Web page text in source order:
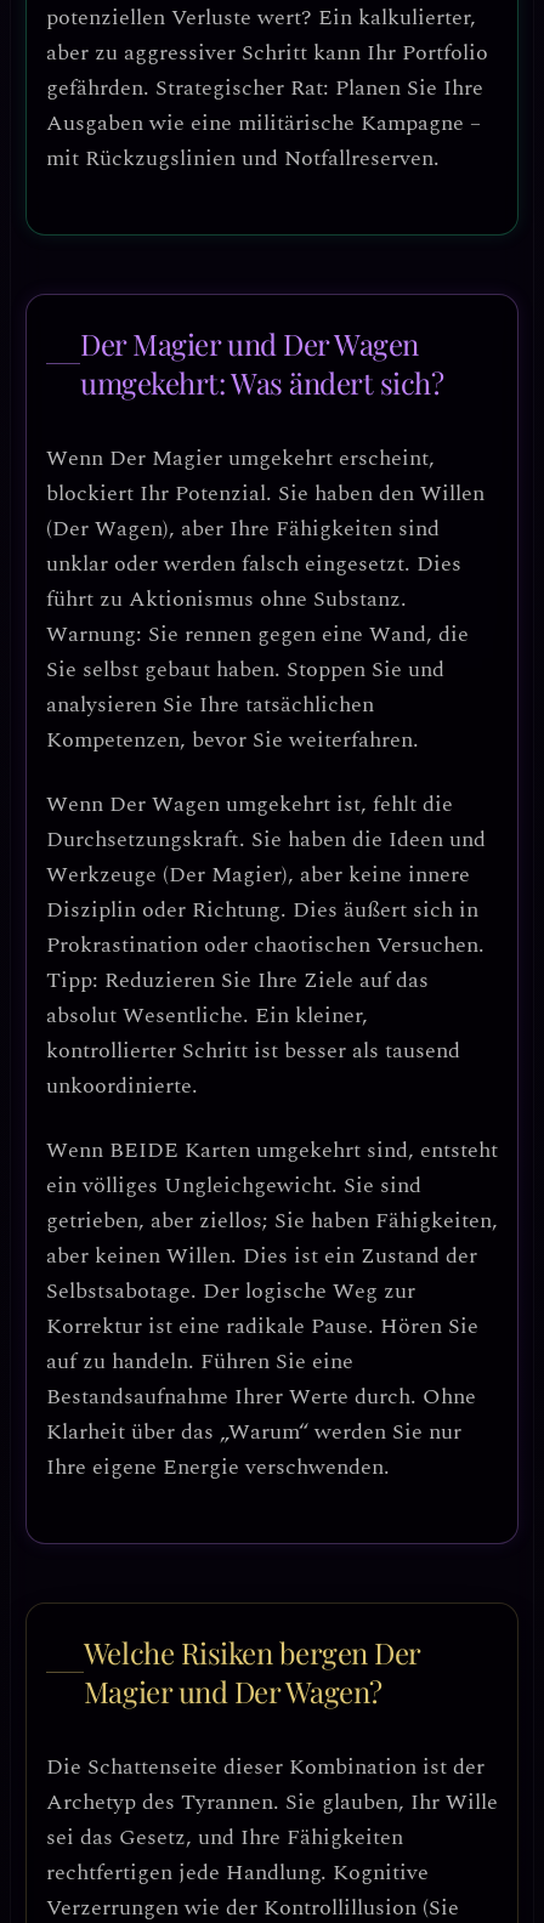
potenziellen Verluste wert? Ein kalkulierter,
aber zu aggressiver Schritt kann Ihr Portfolio
gefährden. Strategischer Rat: Planen Sie Ihre
Ausgaben wie eine militärische Kampagne –
mit Rückzugslinien und Notfallreserven.
Der Magier und Der Wagen
umgekehrt: Was ändert sich?
Wenn Der Magier umgekehrt erscheint,
blockiert Ihr Potenzial. Sie haben den Willen
(Der Wagen), aber Ihre Fähigkeiten sind
unklar oder werden falsch eingesetzt. Dies
führt zu Aktionismus ohne Substanz.
Warnung: Sie rennen gegen eine Wand, die
Sie selbst gebaut haben. Stoppen Sie und
analysieren Sie Ihre tatsächlichen
Kompetenzen, bevor Sie weiterfahren.
Wenn Der Wagen umgekehrt ist, fehlt die
Durchsetzungskraft. Sie haben die Ideen und
Werkzeuge (Der Magier), aber keine innere
Disziplin oder Richtung. Dies äußert sich in
Prokrastination oder chaotischen Versuchen.
Tipp: Reduzieren Sie Ihre Ziele auf das
absolut Wesentliche. Ein kleiner,
kontrollierter Schritt ist besser als tausend
unkoordinierte.
Wenn BEIDE Karten umgekehrt sind, entsteht
einvölliges Ungleichgewicht. Sie sind
getrieben, aber ziellos; Sie haben Fähigkeiten,
aber keinen Willen. Dies ist ein Zustand der
Selbstsabotage. Der logische Weg zur
Korrektur ist eine radikale Pause. Hören Sie
auf zu handeln. Führen Sie eine
Bestandsaufnahme Ihrer Werte durch. Ohne
Klarheit über das „Warum“ werden Sie nur
Ihre eigene Energie verschwenden.
Welche Risiken bergen Der
Magier und Der Wagen?
Die Schattenseite dieser Kombination ist der
Archetyp des Tyrannen. Sie glauben, Ihr Wille
sei das Gesetz, und Ihre Fähigkeiten
rechtfertigen jede Handlung. Kognitive
Verzerrungen wie der Kontrollillusion (Sie